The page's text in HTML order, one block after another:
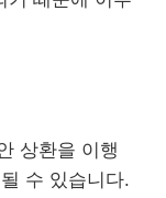
상환을 이행
수 있습니다.